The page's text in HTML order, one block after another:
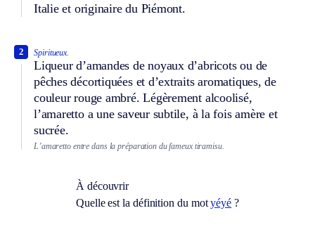
Italie et originaire du Piémont.
Spiritueux.
Liqueur d’amandes de noyaux d’abricots ou de
pêches décortiquées et d’extraits aromatiques, de
couleur rouge ambré. Légèrement alcoolisé,
l’amaretto a une saveur subtile, à la fois amère et
sucrée.
2
L’amaretto entre dans la préparation du fameux tiramisu.
À découvrir
Quelle est la définition du motyéyé ?